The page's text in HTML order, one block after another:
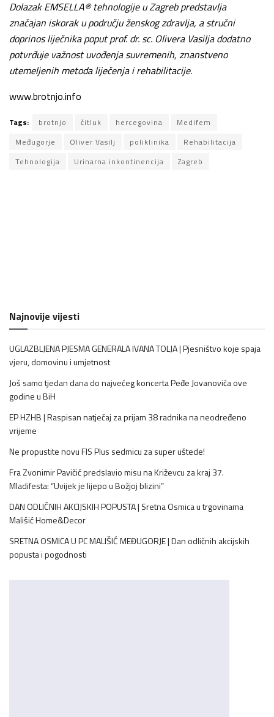
Dolazak EMSELLA® tehnologije u Zagreb predstavlja
značajan iskorak u području ženskog zdravlja, a stručni
doprinos liječnika poput prof. dr. sc. Olivera Vasilja dodatno
potvrđuje važnost uvođenja suvremenih, znanstveno
utemeljenih metoda liječenja i rehabilitacije.
www.brotnjo.info
Tags: brotnjo čitluk hercegovina
Medifem
Međugorje
Oliver Vasilj poliklinika
Rehabilitacija
Tehnologija
Urinarna inkontinencija Zagreb
Najnovije vijesti
UGLAZBLJENA PJESMA GENERALA IVANA TOLJA | Pjesništvo koje spaja
vjeru, domovinu i umjetnost
Još samo tjedan dana do najvećeg koncerta Peđe Jovanovića ove
godine u BiH
EP HZHB | Raspisan natječaj za prijam 38 radnika na neodređeno
vrijeme
Ne propustite novu FIS Plus sedmicu za super uštede!
Fra Zvonimir Pavičić predslavio misu na Križevcu za kraj 37.
Mladifesta: “Uvijek je lijepo u Božjoj blizini”
DAN ODLIČNIH AKCIJSKIH POPUSTA | Sretna Osmica u trgovinama
Mališić Home&Decor
SRETNA OSMICA U PC MALIŠIĆ MEĐUGORJE | Dan odličnih akcijskih
popusta i pogodnosti